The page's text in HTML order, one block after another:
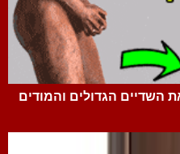
הגדולים והמודים